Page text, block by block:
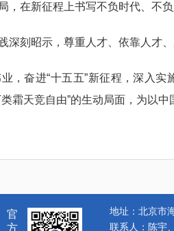
，在新征程上书写不负时代、不负
刻昭示，尊重人才、依靠人才、
奋进“十五五”新征程，深入实
霜天竞自由”的生动局面，为以
官
方
地址：北京市
联系人：陈宇